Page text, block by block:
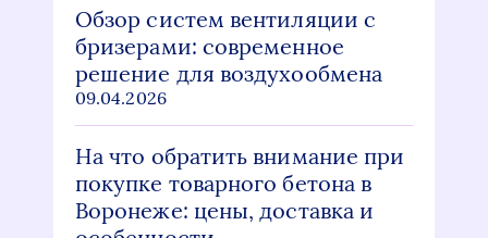
Обзор систем вентиляции с
бризерами: современное
решение для воздухообмена
09.04.2026
На что обратить внимание при
покупке товарного бетона в
Воронеже: цены, доставка и